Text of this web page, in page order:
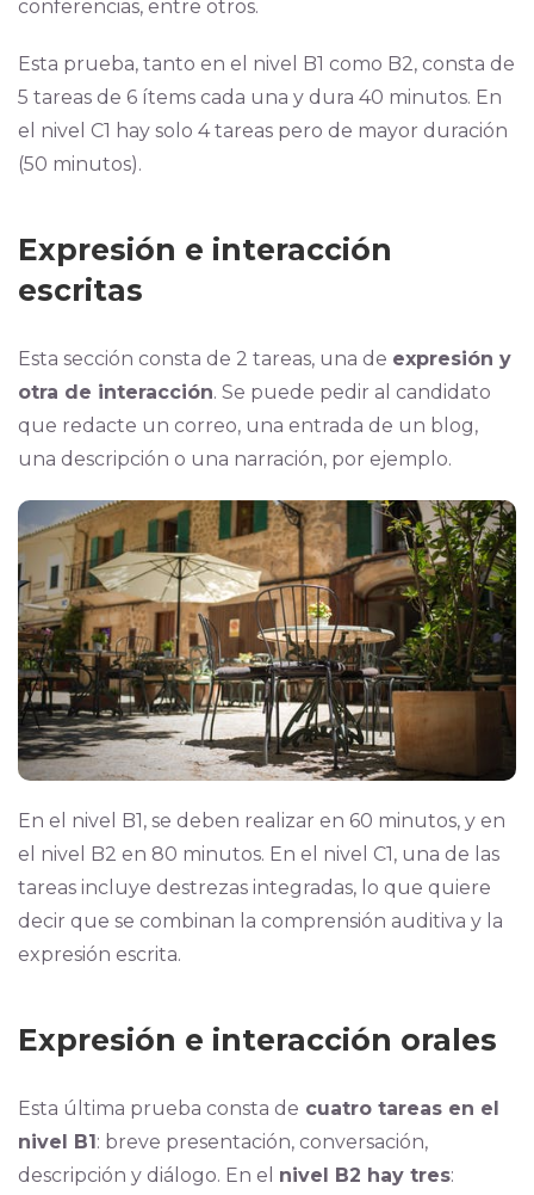
conferencias, entre otros.
Esta prueba, tanto en el nivel B1 como B2, consta de
5 tareas de 6 ítems cada una y dura 40 minutos. En
el nivel C1 hay solo 4 tareas pero de mayor duración
(50 minutos).
Expresión e interacción
escritas
Esta sección consta de 2 tareas, una de expresión y
otra de interacción. Se puede pedir al candidato
que redacte un correo, una entrada de un blog,
una descripción o una narración, por ejemplo.
En el nivel B1, se deben realizar en 60 minutos, y en
el nivel B2 en 80 minutos. En el nivel C1, una de las
tareas incluye destrezas integradas, lo que quiere
decir que se combinan la comprensión auditiva y la
expresión escrita.
Expresión e interacción orales
Esta última prueba consta de cuatro tareas en el
nivel B1: breve presentación, conversación,
descripción y diálogo. En el nivel B2 hay tres: